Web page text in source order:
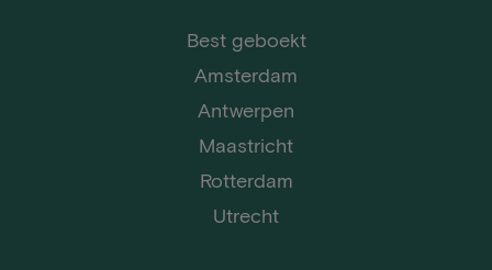
Best geboekt
Amsterdam
Antwerpen
Maastricht
Rotterdam
Utrecht